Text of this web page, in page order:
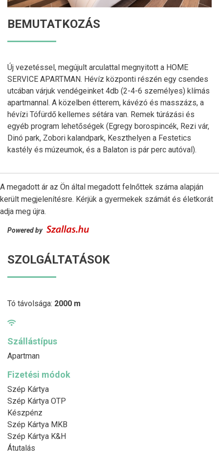
BEMUTATKOZÁS
Új vezetéssel, megújult arculattal megnyitott a HOME
SERVICE APARTMAN. Hévíz központi részén egy csendes
utcában várjuk vendégeinket 4db (2-4-6 személyes) klímás
apartmannal. A közelben étterem, kávézó és masszázs, a
hévízi Tófürdő kellemes sétára van. Remek túrázási és
egyéb program lehetőségek (Egregy borospincék, Rezi vár,
Dinó park, Zobori kalandpark, Keszthelyen a Festetics
kastély és múzeumok, és a Balaton is pár perc autóval).
A megadott ár az Ön által megadott felnőttek száma alapján
került megjelenítésre. Kérjük a gyermekek számát és életkorát
adja meg újra.
Powered by
SZOLGÁLTATÁSOK
Tó távolsága: 2000 m
Szállástípus
Apartman
Fizetési módok
Szép Kártya
Szép Kártya OTP
Készpénz
Szép Kártya MKB
Szép Kártya K&H
Átutalás